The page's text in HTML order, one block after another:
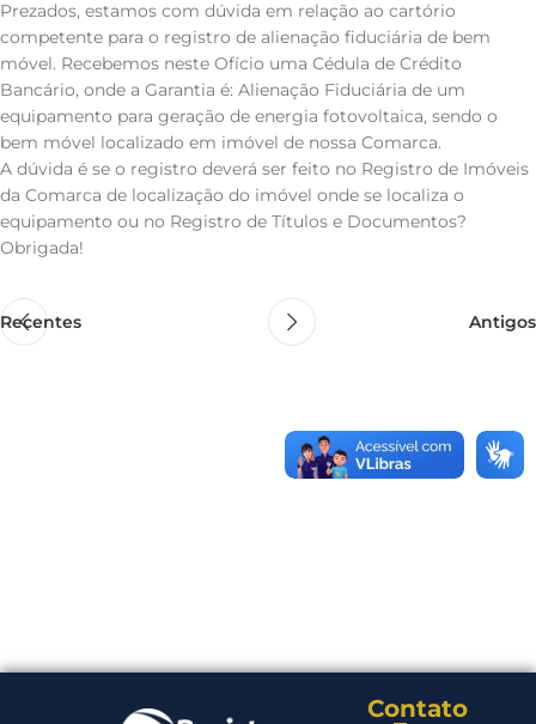
Prezados, estamos com dúvida em relação ao cartório
competente para o registro de alienação fiduciária de bem
móvel. Recebemos neste Ofício uma Cédula de Crédito
Bancário, onde a Garantia é: Alienação Fiduciária de um
equipamento para geração de energia fotovoltaica, sendo o
bem móvel localizado em imóvel de nossa Comarca.
A dúvida é se o registro deverá ser feito no Registro de Imóveis
da Comarca de localização do imóvel onde se localiza o
equipamento ou no Registro de Títulos e Documentos?
Obrigada!
Recentes Antigos
Contato